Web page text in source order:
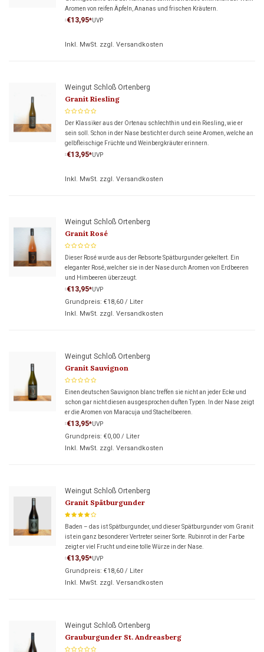
Aromen von reifen Äpfeln, Ananas und frischen Kräutern.
*€13,95*UVP
Inkl. MwSt. zzgl. Versandkosten
Weingut Schloß Ortenberg
Granit Riesling
Der Klassiker aus der Ortenau schlechthin und ein Riesling, wie er
sein soll. Schon in der Nase besticht er durch seine Aromen, welche an
gelbfleischige Früchte und Weinbergkräuter erinnern.
*€13,95*UVP
Inkl. MwSt. zzgl. Versandkosten
Weingut Schloß Ortenberg
Granit Rosé
Dieser Rosé wurde aus der Rebsorte Spätburgunder gekeltert. Ein
eleganter Rosé, welcher sie in der Nase durch Aromen von Erdbeeren
und Himbeeren überzeugt.
*€13,95*UVP
Grundpreis: €18,60 / Liter
Inkl. MwSt. zzgl. Versandkosten
Weingut Schloß Ortenberg
Granit Sauvignon
Einen deutschen Sauvignon blanc treffen sie nicht an jeder Ecke und
schon gar nicht diesen ausgesprochen duften Typen. In der Nase zeigt
er die Aromen von Maracuja und Stachelbeeren.
*€13,95*UVP
Grundpreis: €0,00 / Liter
Inkl. MwSt. zzgl. Versandkosten
Weingut Schloß Ortenberg
Granit Spätburgunder
Baden – das ist Spätburgunder, und dieser Spätburgunder vom Granit
ist ein ganz besonderer Vertreter seiner Sorte. Rubinrot in der Farbe
zeigt er viel Frucht und eine tolle Würze in der Nase.
*€13,95*UVP
Grundpreis: €18,60 / Liter
Inkl. MwSt. zzgl. Versandkosten
Weingut Schloß Ortenberg
Grauburgunder St. Andreasberg